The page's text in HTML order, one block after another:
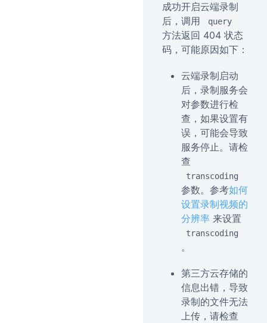
成功开启云端录制
后，调用
query
方法返回 404 状态
码，可能原因如下：
云端录制启动
后，录制服务会
对参数进行检
查，如果设置有
误，可能会导致
服务停止。请检
查
transcoding
参数。参考如何
设置录制视频的
分辨率 来设置
transcoding
。
第三方云存储的
信息出错，导致
录制的文件无法
上传，请检查